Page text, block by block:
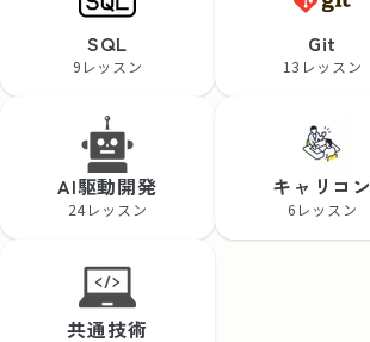
SQL
9レッスン
Git
13レッスン
AI駆動開発
24レッスン
キャリコン
6レッスン
共通技術